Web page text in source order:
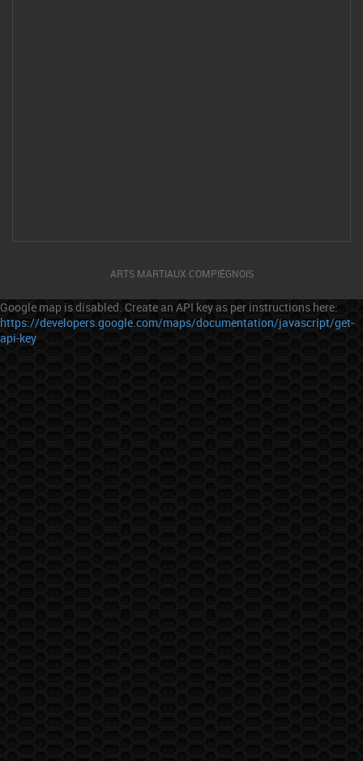
ARTS MARTIAUX COMPIÉGNOIS
Google map is disabled. Create an API key as per instructions here:
https://developers.google.com/maps/documentation/javascript/get-
api-key